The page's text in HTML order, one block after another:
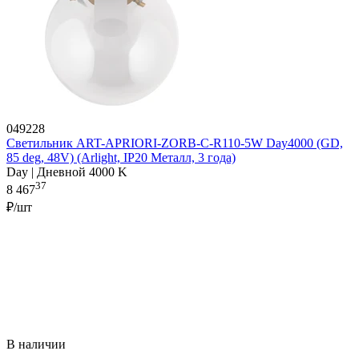
049228
Светильник ART-APRIORI-ZORB-C-R110-5W Day4000 (GD,
85 deg, 48V) (Arlight, IP20 Металл, 3 года)
Day | Дневной 4000 K
8 46737
₽/шт
В наличии